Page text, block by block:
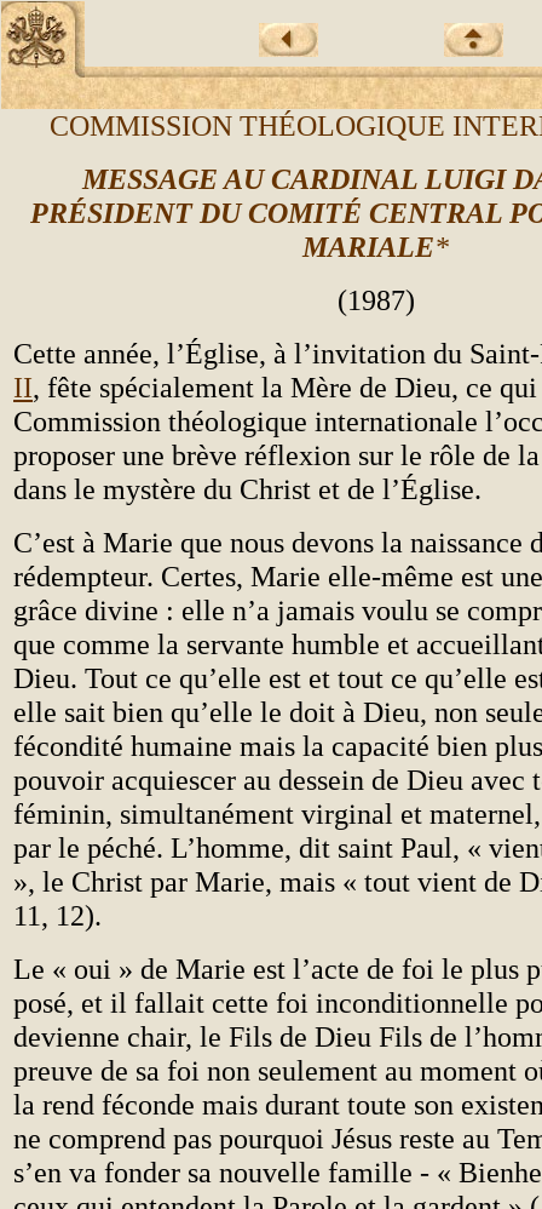
COMMISSION THÉOLOGIQUE
MESSAGE AU CARDINAL LUIGI
PRÉSIDENT DU COMITÉ CENTRAL
MARIALE*
(1987)
Cette année, l’Église, à l’invitation du
II, fête spécialement la Mère de Dieu, ce
Commission théologique internationale
proposer une brève réflexion sur le rôle de
dans le mystère du Christ et de l’Église.
C’est à Marie que nous devons la naissance
rédempteur. Certes, Marie elle-même est
grâce divine : elle n’a jamais voulu se
que comme la servante humble et
Dieu. Tout ce qu’elle est et tout ce qu’elle
elle sait bien qu’elle le doit à Dieu, non
fécondité humaine mais la capacité bien
pouvoir acquiescer au dessein de Dieu avec
féminin, simultanément virginal et
par le péché. L’homme, dit saint Paul, «
», le Christ par Marie, mais « tout vient de
11, 12).
Le « oui » de Marie est l’acte de foi le plus
posé, et il fallait cette foi inconditionnelle
devienne chair, le Fils de Dieu Fils de
preuve de sa foi non seulement au moment
la rend féconde mais durant toute son
ne comprend pas pourquoi Jésus reste au
s’en va fonder sa nouvelle famille - «